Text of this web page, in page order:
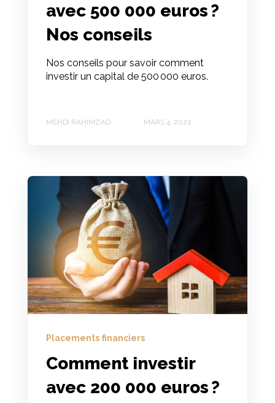
avec 500 000 euros ?
Nos conseils
Nos conseils pour savoir comment
investir un capital de 500 000 euros.
MEHDI RAHIMZAD MARS 4, 2022
Placements financiers
Comment investir
avec 200 000 euros ?